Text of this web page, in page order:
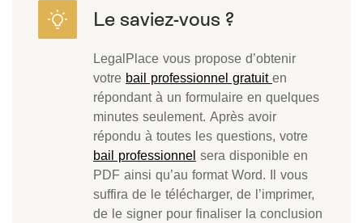
LegalPlace vous propose d’obtenir
votre bail professionnel gratuit en
répondant à un formulaire en quelques
minutes seulement. Après avoir
répondu à toutes les questions, votre
bail professionnel sera disponible en
PDF ainsi qu’au format Word. Il vous
suffira de le télécharger, de l’imprimer,
de le signer pour finaliser la conclusion